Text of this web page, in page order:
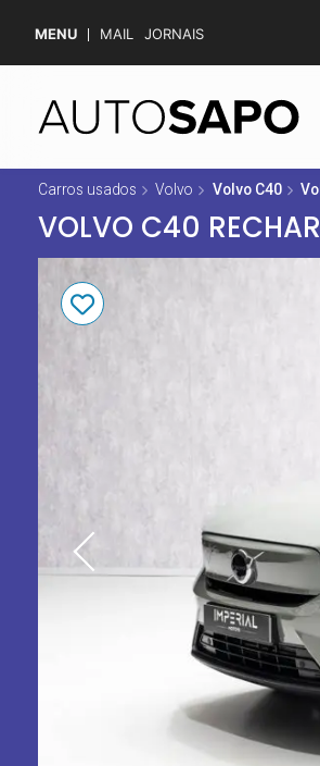
MENU MAIL JORNAIS
Carros usados Volvo Volvo C40
VOLVO C40